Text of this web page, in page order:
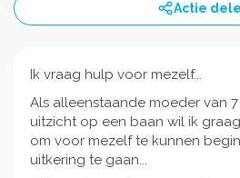
Actie
Ik vraag hulp voor mezelf...
Als alleenstaande moeder van
uitzicht op een baan wil ik
om voor mezelf te kunnen
uitkering te gaan...